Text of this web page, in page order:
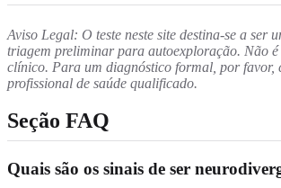
Aviso Legal: O teste neste site destina-se a ser
triagem preliminar para autoexploração. Não
clínico. Para um diagnóstico formal, por favor,
profissional de saúde qualificado.
Seção FAQ
Quais são os sinais de ser